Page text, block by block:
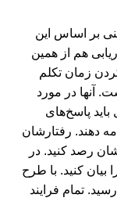
بر اساس این
هم از همین
زمان تکلم
آنها در مورد
پاسخ‌های
دهند. رفتارشان
رصد کنید. در
کنید. با طرح
تمام فرایند